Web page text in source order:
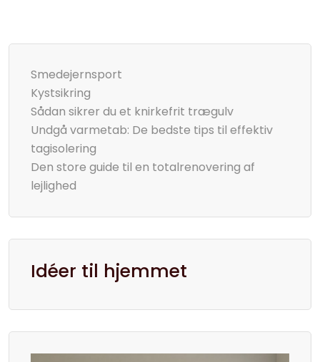
Smedejernsport
Kystsikring
Sådan sikrer du et knirkefrit trægulv
Undgå varmetab: De bedste tips til effektiv
tagisolering
Den store guide til en totalrenovering af
lejlighed
Idéer til hjemmet